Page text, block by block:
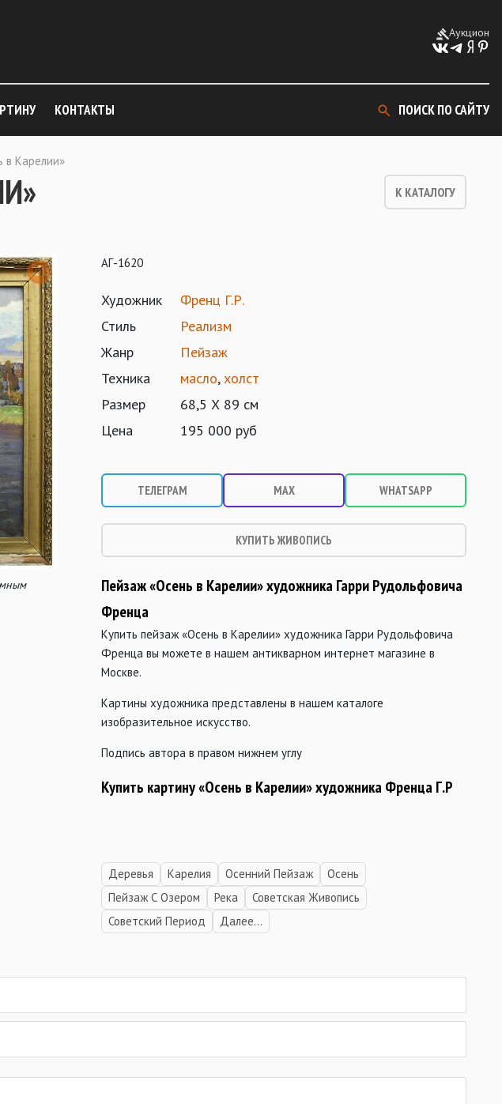
Аукцион
КОНТАКТЫ ПОИСК ПО САЙТУ
в Карелии»
К КАТАЛОГУ
АГ-1620
Художник
Френц Г.Р.
Стиль
Реализм
Жанр
Пейзаж
Техника
масло,холст
Размер
68,5 Х 89 см
Цена
195 000 руб
ТЕЛЕГРАМ MAX WHATSAPP
КУПИТЬ ЖИВОПИСЬ
Пейзаж «Осень в Карелии» художника Гарри Рудольфовича
Френца
Купить пейзаж «Осень в Карелии» художника Гарри Рудольфовича
Френца вы можете в нашем антикварном интернет магазине в
Москве.
Картины художника представлены в нашем каталоге
изобразительное искусство.
Подпись автора в правом нижнем углу
Купить картину «Осень в Карелии» художника Френца Г.Р
Деревья Карелия Осенний Пейзаж
Осень
Пейзаж С Озером
Река
Советская Живопись
Советский Период
Далее...